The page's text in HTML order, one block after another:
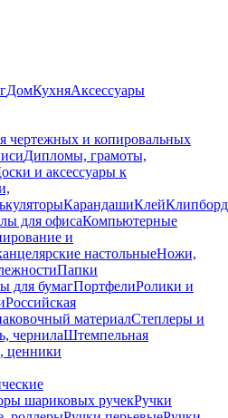
ДомКухняАксессуары
чертежных и копировальных
Дипломы, грамоты,
и аксессуары к
КарандашиКлей
для офисаКомпьютерные
и
настольныеНожи,
Папки
для бумагПортфелиРолики и
Российская
материалСтеплеры и
чернилаШтемпельная
ценники
шариковых ручекРучки